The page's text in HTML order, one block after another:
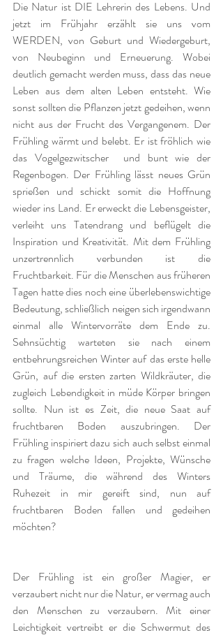
Die Natur ist DIE Lehrerin des Lebens. Und
jetzt im Frühjahr erzählt sie uns vom
WERDEN, von Geburt und Wiedergeburt,
von Neubeginn und Erneuerung. Wobei
deutlich gemacht werden muss, dass das neue
Leben aus dem alten Leben entsteht. Wie
sonst sollten die Pflanzen jetzt gedeihen, wenn
nicht aus der Frucht des Vergangenem. Der
Frühling wärmt und belebt. Er ist fröhlich wie
das Vogelgezwitscher  und bunt wie der
Regenbogen. Der Frühling lässt neues Grün
sprießen und schickt somit die Hoffnung
wieder ins Land. Er erweckt die Lebensgeister,
verleiht uns Tatendrang und beflügelt die
Inspiration und Kreativität. Mit dem Frühling
unzertrennlich verbunden ist die
Fruchtbarkeit. Für die Menschen aus früheren
Tagen hatte dies noch eine überlebenswichtige
Bedeutung, schließlich neigen sich irgendwann
einmal alle Wintervorräte dem Ende zu.
Sehnsüchtig warteten sie nach einem
entbehrungsreichen Winter auf das erste helle
Grün, auf die ersten zarten Wildkräuter, die
zugleich Lebendigkeit in müde Körper bringen
sollte. Nun ist es Zeit, die neue Saat auf
fruchtbaren Boden auszubringen. Der
Frühling inspiriert dazu sich auch selbst einmal
zu fragen welche Ideen, Projekte, Wünsche
und Träume, die während des Winters
Ruhezeit in mir gereift sind, nun auf
fruchtbaren Boden fallen und gedeihen
möchten?
Der Frühling ist ein großer Magier, er
verzaubert nicht nur die Natur, er vermag auch
den Menschen zu verzaubern. Mit einer
Leichtigkeit vertreibt er die Schwermut des